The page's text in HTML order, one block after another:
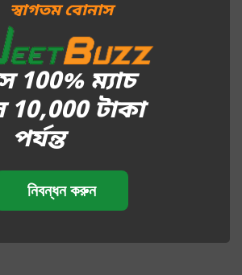
স্বাগতম বোনাস
100% ম্যাচ
10,000 টাকা
পর্যন্ত
নিবন্ধন করুন